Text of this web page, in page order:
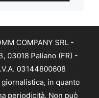
COMPANY SRL -
03018 Paliano (FR) -
03144800608
in quanto
periodicità. Non può